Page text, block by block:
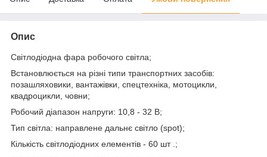
Опис
Світлодіодна фара робочого світла;
Встановлюється на різні типи транспортних засобів:
позашляховики, вантажівки, спецтехніка, мотоцикли,
квадроцикли, човни;
Робочий діапазон напруги: 10,8 - 32 В;
Тип світла: направлене дальнє світло (spot);
Кількість світлодіодних елементів - 60 шт .;